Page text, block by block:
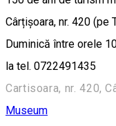
Cârțișoara, nr. 420 (pe
Duminică între orele
la tel. 0722491435
Cartisoara, nr. 420,
Museum